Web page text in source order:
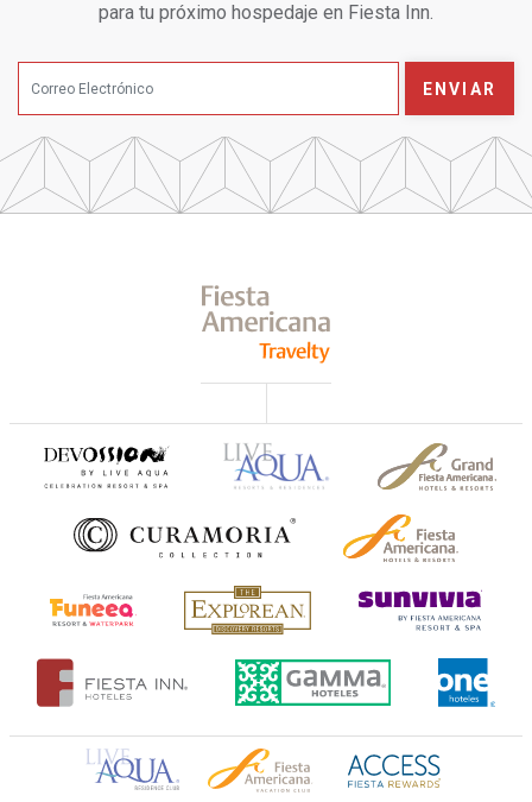
para tu próximo hospedaje en Fiesta Inn.
ENVIAR